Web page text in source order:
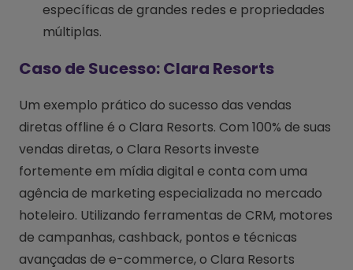
específicas de grandes redes e propriedades
múltiplas.
Caso de Sucesso: Clara Resorts
Um exemplo prático do sucesso das vendas
diretas offline é o Clara Resorts. Com 100% de suas
vendas diretas, o Clara Resorts investe
fortemente em mídia digital e conta com uma
agência de marketing especializada no mercado
hoteleiro. Utilizando ferramentas de CRM, motores
de campanhas, cashback, pontos e técnicas
avançadas de e-commerce, o Clara Resorts